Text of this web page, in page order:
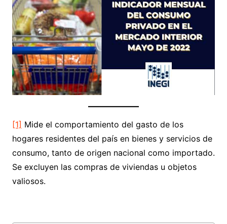
[1] Mide el comportamiento del gasto de los
hogares residentes del país en bienes y servicios de
consumo, tanto de origen nacional como importado.
Se excluyen las compras de viviendas u objetos
valiosos.